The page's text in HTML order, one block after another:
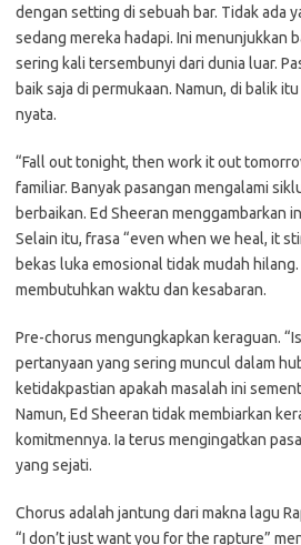
dengan setting di sebuah bar. Tidak ada
sedang mereka hadapi. Ini menunjukkan
sering kali tersembunyi dari dunia luar.
baik saja di permukaan. Namun, di balik
nyata.
“Fall out tonight, then work it out
familiar. Banyak pasangan mengalami
berbaikan. Ed Sheeran menggambarkan
Selain itu, frasa “even when we heal, it
bekas luka emosional tidak mudah
membutuhkan waktu dan kesabaran.
Pre-chorus mengungkapkan keraguan.
pertanyaan yang sering muncul dalam
ketidakpastian apakah masalah ini
Namun, Ed Sheeran tidak membiarkan
komitmennya. Ia terus mengingatkan
yang sejati.
Chorus adalah jantung dari makna lagu
“I don’t just want you for the rapture”